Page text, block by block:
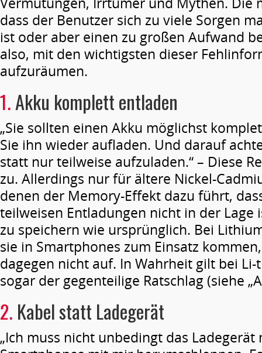
dass der Benutzer sich zu viele Sorgen
ist oder aber einen zu großen Aufwand
also, mit den wichtigsten dieser
aufzuräumen.
1.Akku komplett entladen
„Sie sollten einen Akku möglichst
Sie ihn wieder aufladen. Und darauf
statt nur teilweise aufzuladen.“ – Diese
zu. Allerdings nur für ältere Nickel-
denen der Memory-Effekt dazu führt,
teilweisen Entladungen nicht in der Lage
zu speichern wie ursprünglich. Bei
sie in Smartphones zum Einsatz
dagegen nicht auf. In Wahrheit gilt bei
sogar der gegenteilige Ratschlag (siehe
2. Kabel statt Ladegerät
„Ich muss nicht unbedingt das Ladegerät